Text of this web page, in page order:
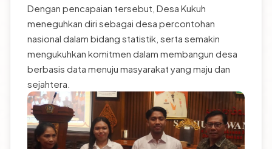
Dengan pencapaian tersebut, Desa Kukuh
meneguhkan diri sebagai desa percontohan
nasional dalam bidang statistik, serta semakin
mengukuhkan komitmen dalam membangun desa
berbasis data menuju masyarakat yang maju dan
sejahtera.